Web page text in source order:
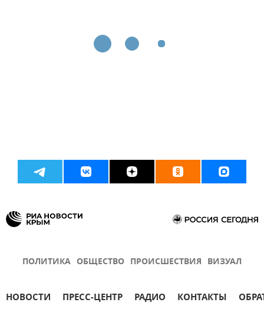
ПОЛИТИКА ОБЩЕСТВО ПРОИСШЕСТВИЯ ВИЗУАЛ
НОВОСТИ ПРЕСС-ЦЕНТР РАДИО КОНТАКТЫ